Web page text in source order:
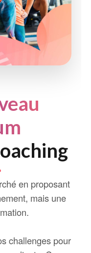
en proposant
mais une
challenges pour